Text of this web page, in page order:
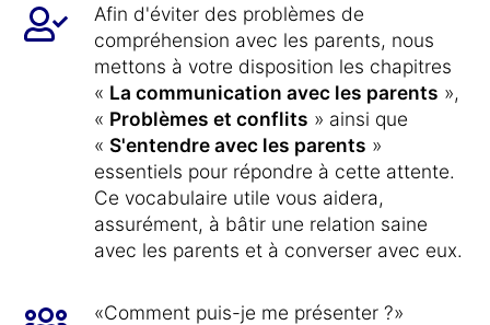
Afin d'éviter des problèmes de
compréhension avec les parents, nous
mettons à votre disposition les chapitres
« La communication avec les parents »,
« Problèmes et conflits » ainsi que
« S'entendre avec les parents »
essentiels pour répondre à cette attente.
Ce vocabulaire utile vous aidera,
assurément, à bâtir une relation saine
avec les parents et à converser avec eux.
«Comment puis-je me présenter ?»